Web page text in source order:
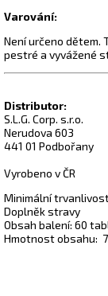
Varování:
Není určeno dětem.
pestré a vyvážené
Distributor:
S.L.G. Corp. s.r.o.
Nerudova 603
441 01 Podbořany
Vyrobeno v ČR
Minimální
Doplněk stravy
Obsah balení: 60
Hmotnost obsahu: